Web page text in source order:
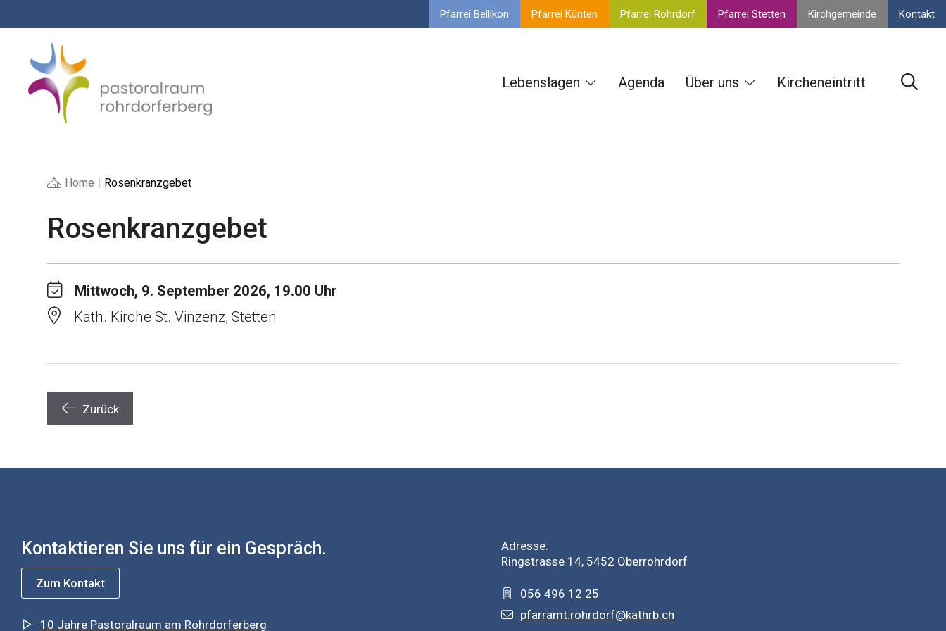
Pfarrei Bellikon Pfarrei Künten Pfarrei Rohrdorf Pfarrei Stetten Kirchgemeinde Kontakt
Lebenslagen Agenda Über uns Kircheneintritt
Home | Rosenkranzgebet
Rosenkranzgebet
Mittwoch, 9. September 2026, 19.00 Uhr
Kath. Kirche St. Vinzenz, Stetten
Zurück
Kontaktieren Sie uns für ein Gespräch.
Zum Kontakt
10 Jahre Pastoralraum am Rohrdorferberg
Adresse:
Ringstrasse 14, 5452 Oberrohrdorf
056 496 12 25
pfarramt.rohrdorf@kathrb.ch